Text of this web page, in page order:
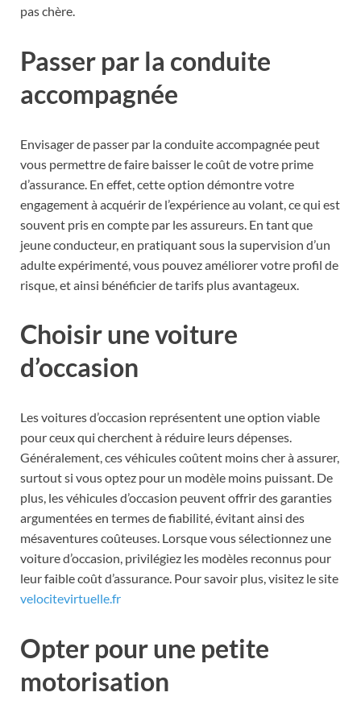
pas chère.
Passer par la conduite
accompagnée
Envisager de passer par la conduite accompagnée peut
vous permettre de faire baisser le coût de votre prime
d’assurance. En effet, cette option démontre votre
engagement à acquérir de l’expérience au volant, ce qui est
souvent pris en compte par les assureurs. En tant que
jeune conducteur, en pratiquant sous la supervision d’un
adulte expérimenté, vous pouvez améliorer votre profil de
risque, et ainsi bénéficier de tarifs plus avantageux.
Choisir une voiture
d’occasion
Les voitures d’occasion représentent une option viable
pour ceux qui cherchent à réduire leurs dépenses.
Généralement, ces véhicules coûtent moins cher à assurer,
surtout si vous optez pour un modèle moins puissant. De
plus, les véhicules d’occasion peuvent offrir des garanties
argumentées en termes de fiabilité, évitant ainsi des
mésaventures coûteuses. Lorsque vous sélectionnez une
voiture d’occasion, privilégiez les modèles reconnus pour
leur faible coût d’assurance. Pour savoir plus, visitez le site
velocitevirtuelle.fr
Opter pour une petite
motorisation